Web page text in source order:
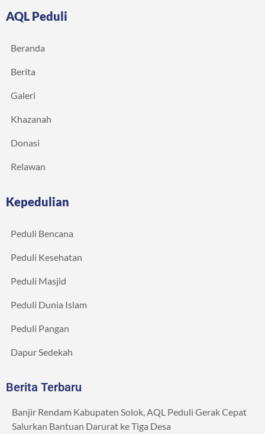
AQL Peduli
Beranda
Berita
Galeri
Khazanah
Donasi
Relawan
Kepedulian
Peduli Bencana
Peduli Kesehatan
Peduli Masjid
Peduli Dunia Islam
Peduli Pangan
Dapur Sedekah
Berita Terbaru
Banjir Rendam Kabupaten Solok, AQL Peduli Gerak Cepat
Salurkan Bantuan Darurat ke Tiga Desa